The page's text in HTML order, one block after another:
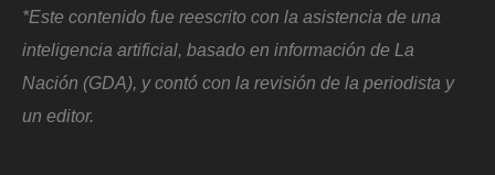
*Este contenido fue reescrito con la asistencia de una
inteligencia artificial, basado en información de La
Nación (GDA), y contó con la revisión de la periodista y
un editor.